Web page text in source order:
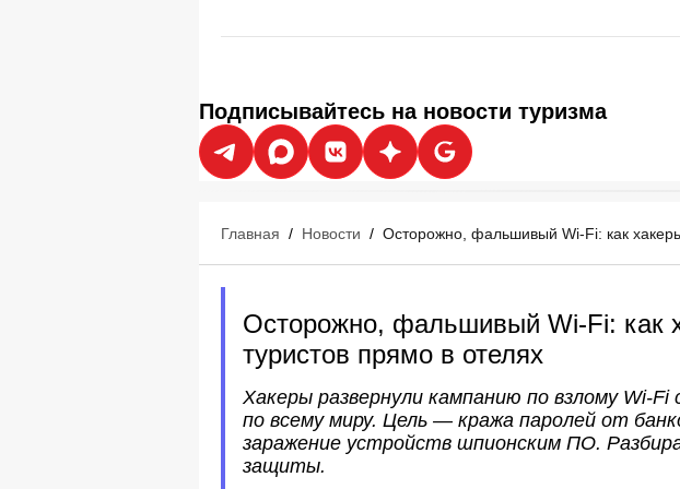
Подписывайтесь на новости туризма
Главная / Новости / Осторожно, фальшивый Wi-Fi: как
Осторожно, фальшивый Wi-Fi: как
туристов прямо в отелях
Хакеры развернули кампанию по взлому Wi-
по всему миру. Цель — кража паролей от
заражение устройств шпионским ПО.
защиты.